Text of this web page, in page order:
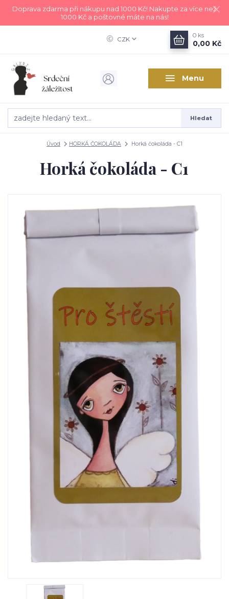
Doprava zdarma při nákupu nad 1000 Kč! Nakupte za více než
1000 Kč a poštovné máte na nás!
Menu
CZK
Hledat
0 ks
0,00 Kč
Úvod HORKÁ ČOKOLÁDA Horká čokoláda - C1
Horká čokoláda - C1